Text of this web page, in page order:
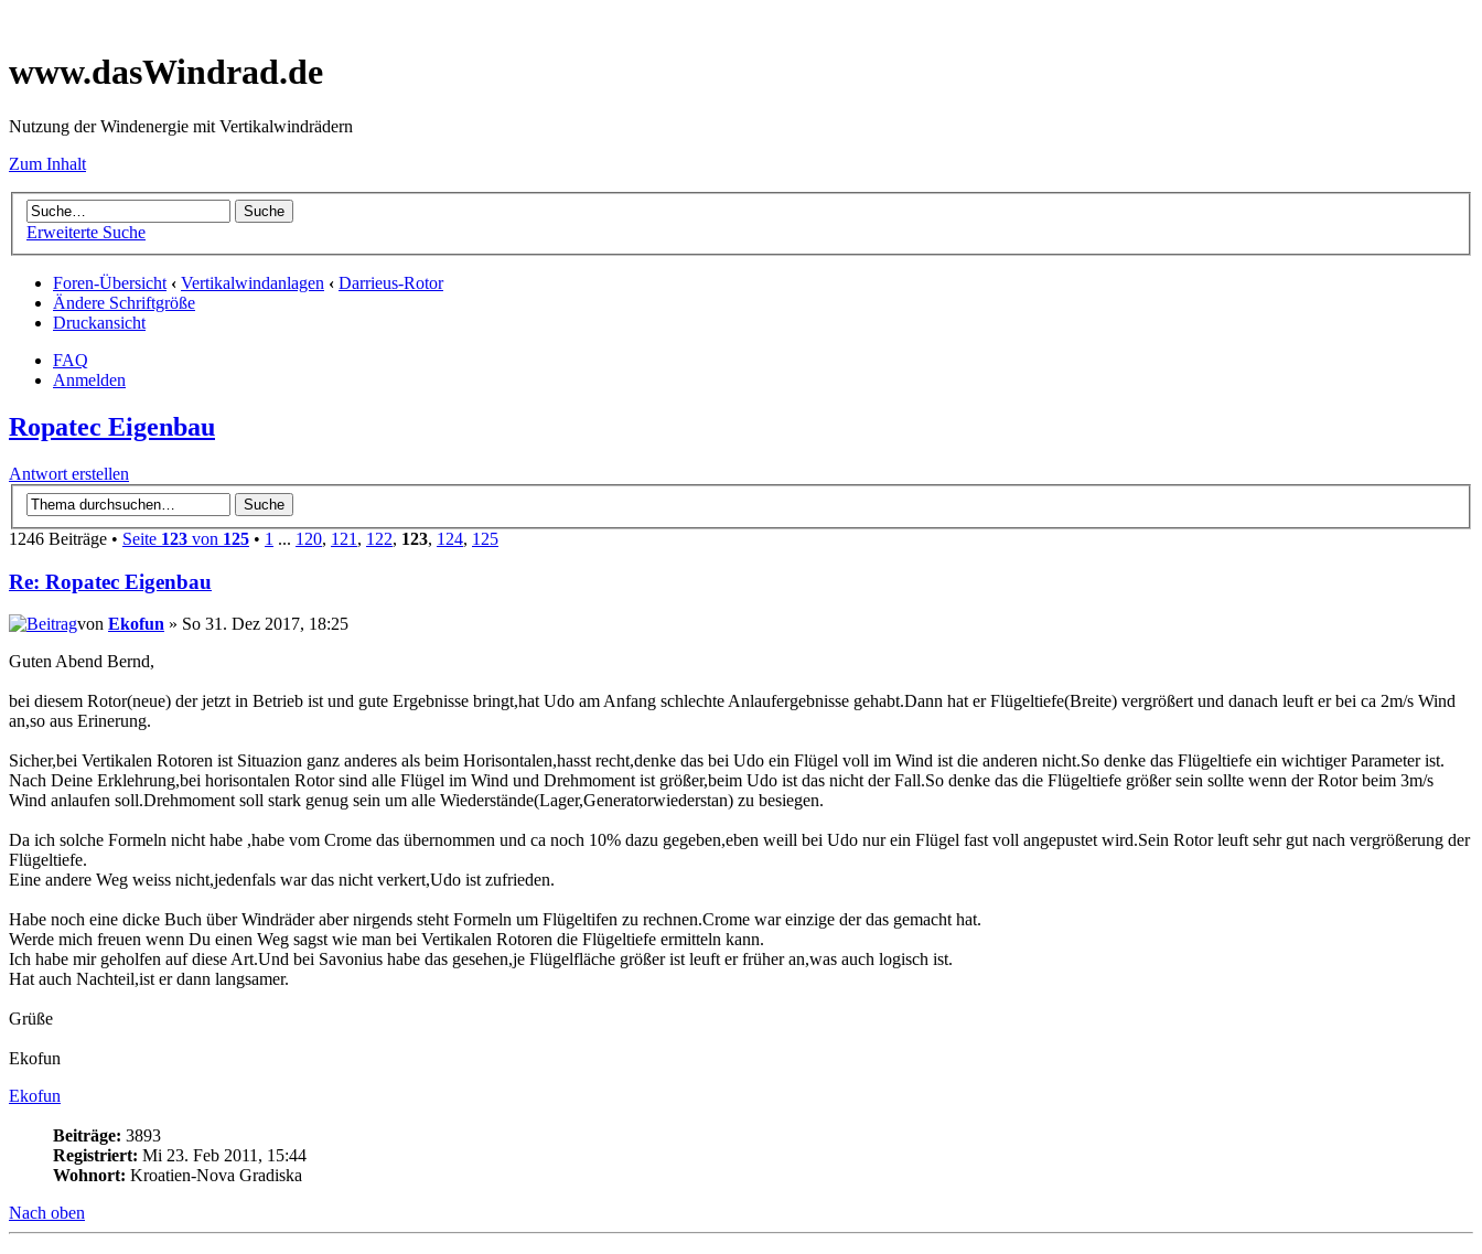
www.dasWindrad.de
Nutzung der Windenergie mit Vertikalwindrädern
Zum Inhalt
Erweiterte Suche
Foren-Übersicht ‹ Vertikalwindanlagen ‹ Darrieus-Rotor
Ändere Schriftgröße
Druckansicht
FAQ
Anmelden
Ropatec Eigenbau
Antwort erstellen
1246 Beiträge • Seite 123 von 125 • 1 ... 120, 121 , 122, 123, 124, 125
Re: Ropatec Eigenbau
von Ekofun » So 31. Dez 2017, 18:25
Guten Abend Bernd,
bei diesem Rotor(neue) der jetzt in Betrieb ist und gute Ergebnisse bringt,hat Udo am Anfang schlechte Anlaufergebnisse gehabt.Dann hat er Flügeltiefe(Breite) vergrößert und danach leuft er bei ca 2m/s Wind
an,so aus Erinerung.
Sicher,bei Vertikalen Rotoren ist Situazion ganz anderes als beim Horisontalen,hasst recht,denke das bei Udo ein Flügel voll im Wind ist die anderen nicht.So denke das Flügeltiefe ein wichtiger Parameter ist.
Nach Deine Erklehrung,bei horisontalen Rotor sind alle Flügel im Wind und Drehmoment ist größer,beim Udo ist das nicht der Fall.So denke das die Flügeltiefe größer sein sollte wenn der Rotor beim 3m/s
Wind anlaufen soll.Drehmoment soll stark genug sein um alle Wiederstände(Lager,Generatorwiederstan) zu besiegen.
Da ich solche Formeln nicht habe ,habe vom Crome das übernommen und ca noch 10% dazu gegeben,eben weill bei Udo nur ein Flügel fast voll angepustet wird.Sein Rotor leuft sehr gut nach vergrößerung der
Flügeltiefe.
Eine andere Weg weiss nicht,jedenfals war das nicht verkert,Udo ist zufrieden.
Habe noch eine dicke Buch über Windräder aber nirgends steht Formeln um Flügeltifen zu rechnen.Crome war einzige der das gemacht hat.
Werde mich freuen wenn Du einen Weg sagst wie man bei Vertikalen Rotoren die Flügeltiefe ermitteln kann.
Ich habe mir geholfen auf diese Art.Und bei Savonius habe das gesehen,je Flügelfläche größer ist leuft er früher an,was auch logisch ist.
Hat auch Nachteil,ist er dann langsamer.
Grüße
Ekofun
Ekofun
Beiträge: 3893
Registriert: Mi 23. Feb 2011, 15:44
Wohnort: Kroatien-Nova Gradiska
Nach oben